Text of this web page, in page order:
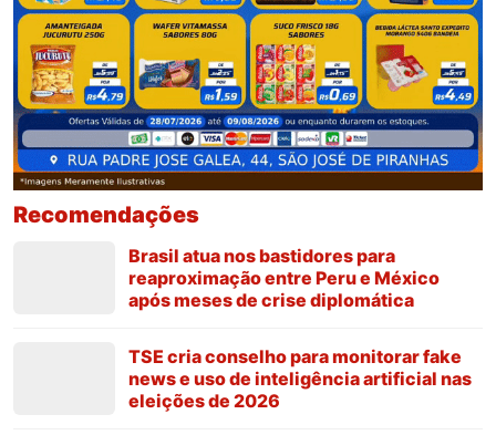
Recomendações
Brasil atua nos bastidores para
reaproximação entre Peru e México
após meses de crise diplomática
TSE cria conselho para monitorar fake
news e uso de inteligência artificial nas
eleições de 2026